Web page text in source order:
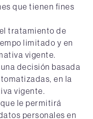
que tienen fines
tratamiento de
limitado y en
vigente.
decisión basada
en la
vigente.
le permitirá
personales en